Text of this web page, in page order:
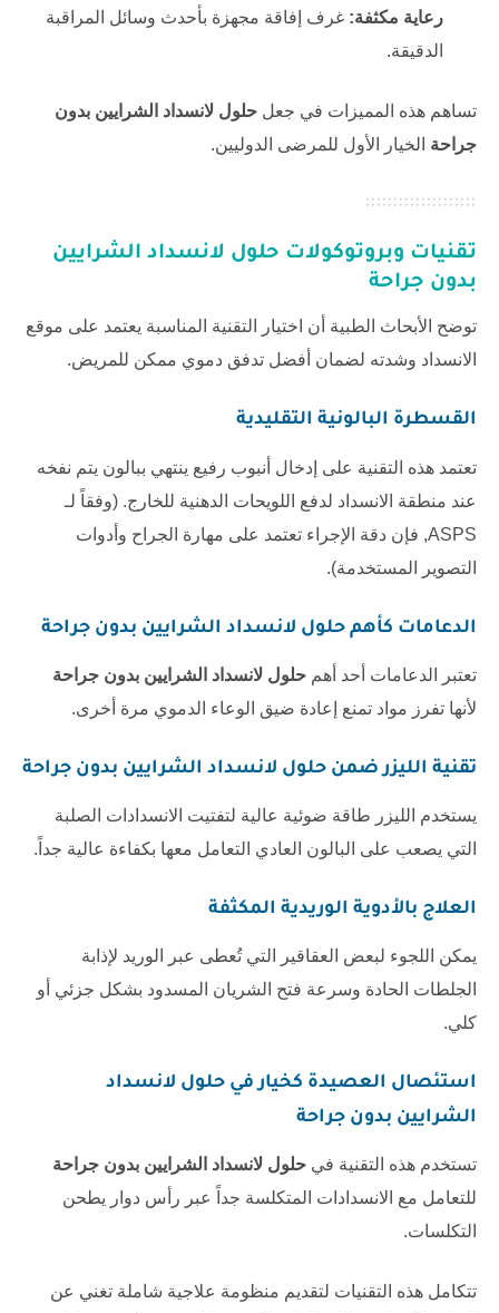
رعاية مكثفة: غرف إفاقة مجهزة بأحدث وسائل المراقبة
الدقيقة.
تساهم هذه المميزات في جعل حلول لانسداد الشرايين بدون
جراحة الخيار الأول للمرضى الدوليين.
تقنيات وبروتوكولات حلول لانسداد الشرايين
بدون جراحة
توضح الأبحاث الطبية أن اختيار التقنية المناسبة يعتمد على موقع
الانسداد وشدته لضمان أفضل تدفق دموي ممكن للمريض.
القسطرة البالونية التقليدية
تعتمد هذه التقنية على إدخال أنبوب رفيع ينتهي ببالون يتم نفخه
عند منطقة الانسداد لدفع اللويحات الدهنية للخارج. (وفقاً لـ
ASPS, فإن دقة الإجراء تعتمد على مهارة الجراح وأدوات
التصوير المستخدمة).
الدعامات كأهم حلول لانسداد الشرايين بدون جراحة
تعتبر الدعامات أحد أهم حلول لانسداد الشرايين بدون جراحة
لأنها تفرز مواد تمنع إعادة ضيق الوعاء الدموي مرة أخرى.
تقنية الليزر ضمن حلول لانسداد الشرايين بدون جراحة
يستخدم الليزر طاقة ضوئية عالية لتفتيت الانسدادات الصلبة
التي يصعب على البالون العادي التعامل معها بكفاءة عالية جداً.
العلاج بالأدوية الوريدية المكثفة
يمكن اللجوء لبعض العقاقير التي تُعطى عبر الوريد لإذابة
الجلطات الحادة وسرعة فتح الشريان المسدود بشكل جزئي أو
كلي.
استئصال العصيدة كخيار في حلول لانسداد
الشرايين بدون جراحة
تستخدم هذه التقنية في حلول لانسداد الشرايين بدون جراحة
للتعامل مع الانسدادات المتكلسة جداً عبر رأس دوار يطحن
التكلسات.
تتكامل هذه التقنيات لتقديم منظومة علاجية شاملة تغني عن